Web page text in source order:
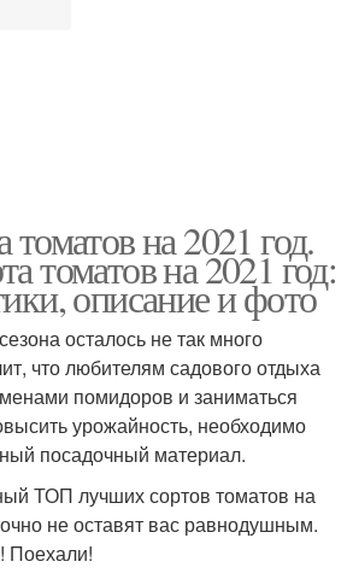
на 2021 год.
томатов на 2021 год:
описание и фото
осталось не так много
что любителям садового отдыха
помидоров и заниматься
урожайность, необходимо
посадочный материал.
ТОП лучших сортов томатов на
не оставят вас равнодушным.
Поехали!